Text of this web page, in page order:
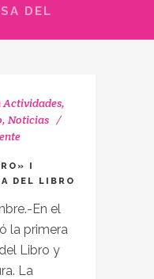
DEL
Actividades,
, Noticias
I
DEL LIBRO
En el
la primera
Libro y
La